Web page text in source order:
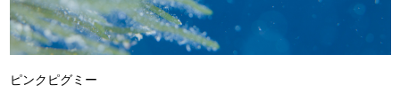
ピンクピグミー